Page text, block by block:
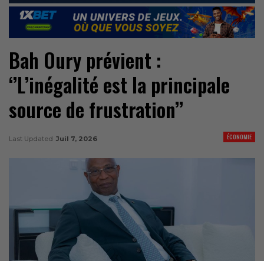
Bah Oury prévient :
‘’L’inégalité est la principale
source de frustration’’
ÉCONOMIE
Last Updated Juil 7, 2026